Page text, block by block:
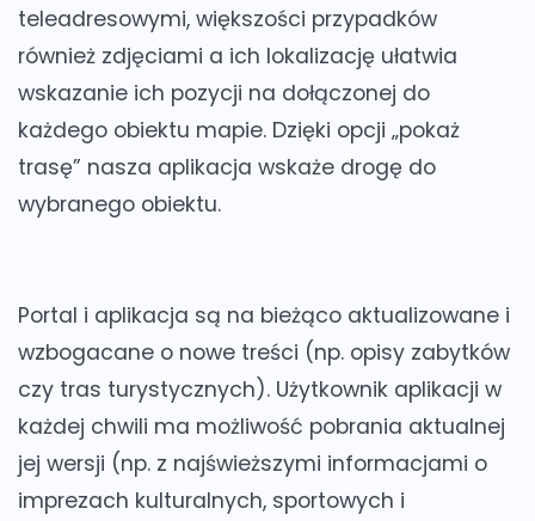
teleadresowymi, większości przypadków
również zdjęciami a ich lokalizację ułatwia
wskazanie ich pozycji na dołączonej do
każdego obiektu mapie. Dzięki opcji „pokaż
trasę” nasza aplikacja wskaże drogę do
wybranego obiektu.
Portal i aplikacja są na bieżąco aktualizowane i
wzbogacane o nowe treści (np. opisy zabytków
czy tras turystycznych). Użytkownik aplikacji w
każdej chwili ma możliwość pobrania aktualnej
jej wersji (np. z najświeższymi informacjami o
imprezach kulturalnych, sportowych i